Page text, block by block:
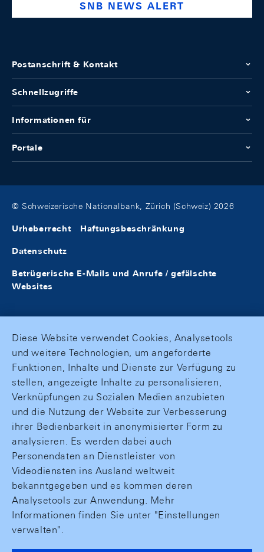
SNB NEWS ALERT
Postanschrift & Kontakt
Schnellzugriffe
Informationen für
Portale
© Schweizerische Nationalbank, Zürich (Schweiz) 2026
Urheberrecht Haftungsbeschränkung
Datenschutz
Betrügerische E-Mails und Anrufe / gefälschte
Websites
Diese Website verwendet Cookies, Analysetools
und weitere Technologien, um angeforderte
Funktionen, Inhalte und Dienste zur Verfügung zu
stellen, angezeigte Inhalte zu personalisieren,
Verknüpfungen zu Sozialen Medien anzubieten
und die Nutzung der Website zur Verbesserung
ihrer Bedienbarkeit in anonymisierter Form zu
analysieren. Es werden dabei auch
Personendaten an Dienstleister von
Videodiensten ins Ausland weltweit
bekanntgegeben und es kommen deren
Analysetools zur Anwendung. Mehr
Informationen finden Sie unter "Einstellungen
verwalten".